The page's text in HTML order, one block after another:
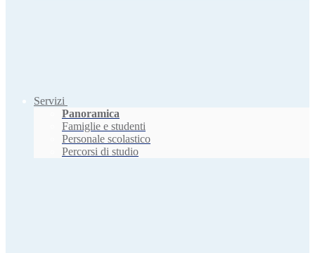
Servizi
Panoramica
Famiglie e studenti
Personale scolastico
Percorsi di studio